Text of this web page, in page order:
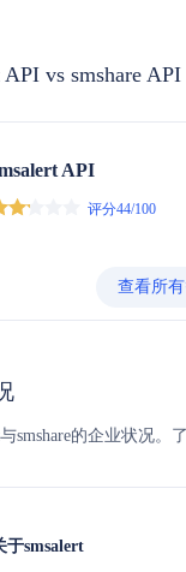
API vs smshare API
API
评分44/100
查看所
与smshare的企业状况
于smsalert